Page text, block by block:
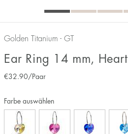
Golden Titanium - GT
Ear Ring 14 mm, Heart
€32.90 /Paar
Farbe auswählen